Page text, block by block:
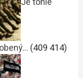
(409 414)